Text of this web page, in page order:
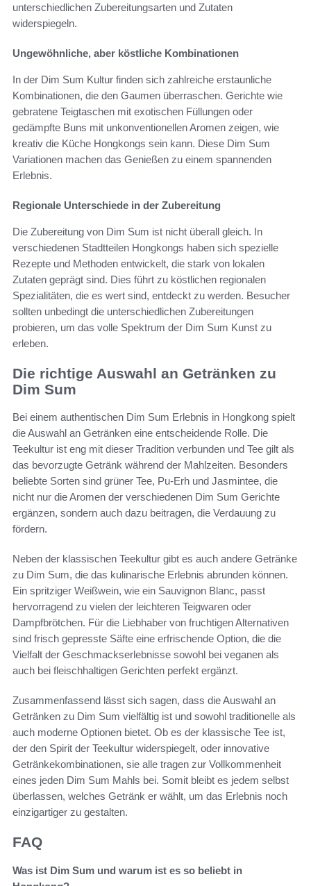
unterschiedlichen Zubereitungsarten und Zutaten
widerspiegeln.
Ungewöhnliche, aber köstliche Kombinationen
In der Dim Sum Kultur finden sich zahlreiche erstaunliche
Kombinationen, die den Gaumen überraschen. Gerichte wie
gebratene Teigtaschen mit exotischen Füllungen oder
gedämpfte Buns mit unkonventionellen Aromen zeigen, wie
kreativ die Küche Hongkongs sein kann. Diese Dim Sum
Variationen machen das Genießen zu einem spannenden
Erlebnis.
Regionale Unterschiede in der Zubereitung
Die Zubereitung von Dim Sum ist nicht überall gleich. In
verschiedenen Stadtteilen Hongkongs haben sich spezielle
Rezepte und Methoden entwickelt, die stark von lokalen
Zutaten geprägt sind. Dies führt zu köstlichen regionalen
Spezialitäten, die es wert sind, entdeckt zu werden. Besucher
sollten unbedingt die unterschiedlichen Zubereitungen
probieren, um das volle Spektrum der Dim Sum Kunst zu
erleben.
Die richtige Auswahl an Getränken zu
Dim Sum
Bei einem authentischen Dim Sum Erlebnis in Hongkong spielt
die Auswahl an Getränken eine entscheidende Rolle. Die
Teekultur ist eng mit dieser Tradition verbunden und Tee gilt als
das bevorzugte Getränk während der Mahlzeiten. Besonders
beliebte Sorten sind grüner Tee, Pu-Erh und Jasmintee, die
nicht nur die Aromen der verschiedenen Dim Sum Gerichte
ergänzen, sondern auch dazu beitragen, die Verdauung zu
fördern.
Neben der klassischen Teekultur gibt es auch andere Getränke
zu Dim Sum, die das kulinarische Erlebnis abrunden können.
Ein spritziger Weißwein, wie ein Sauvignon Blanc, passt
hervorragend zu vielen der leichteren Teigwaren oder
Dampfbrötchen. Für die Liebhaber von fruchtigen Alternativen
sind frisch gepresste Säfte eine erfrischende Option, die die
Vielfalt der Geschmackserlebnisse sowohl bei veganen als
auch bei fleischhaltigen Gerichten perfekt ergänzt.
Zusammenfassend lässt sich sagen, dass die Auswahl an
Getränken zu Dim Sum vielfältig ist und sowohl traditionelle als
auch moderne Optionen bietet. Ob es der klassische Tee ist,
der den Spirit der Teekultur widerspiegelt, oder innovative
Getränkekombinationen, sie alle tragen zur Vollkommenheit
eines jeden Dim Sum Mahls bei. Somit bleibt es jedem selbst
überlassen, welches Getränk er wählt, um das Erlebnis noch
einzigartiger zu gestalten.
FAQ
Was ist Dim Sum und warum ist es so beliebt in